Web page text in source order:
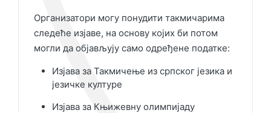
Организатори могу понудити такмичарима
следеће изјаве, на основу којих би потом
могли да објављују само одређене податке:
Изјава за Такмичење из српског језика и
језичке културе
Изјава за Књижевну олимпијаду